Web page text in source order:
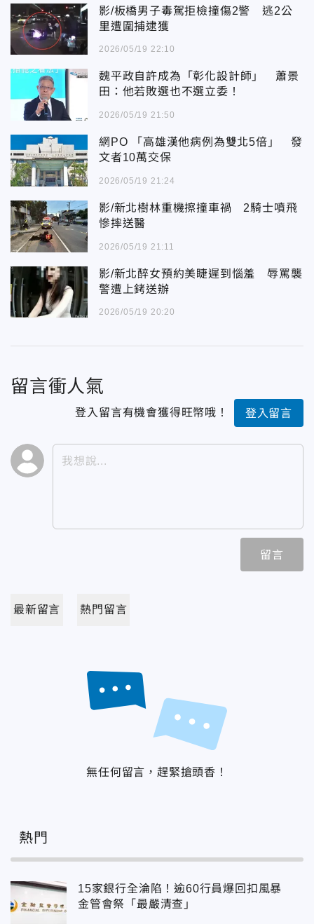
影/板橋男子毒駕拒檢撞傷2警 逃2公
里遭圍捕逮獲
2026/05/19 22:10
魏平政自許成為「彰化設計師」 蕭景
田：他若敗選也不選立委！
2026/05/19 21:50
網PO 「高雄漢他病例為雙北5倍」 發
文者10萬交保
2026/05/19 21:24
影/新北樹林重機擦撞車禍 2騎士噴飛
慘摔送醫
2026/05/19 21:11
影/新北醉女預約美睫遲到惱羞 辱罵襲
警遭上銬送辦
2026/05/19 20:20
留言衝人氣
登入留言有機會獲得旺幣哦！ 登入留言
留言
最新留言 熱門留言
無任何留言，趕緊搶頭香！
熱門
15家銀行全淪陷！逾60行員爆回扣風暴
金管會祭「最嚴清查」